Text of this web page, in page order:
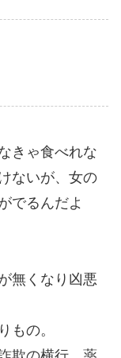
きゃ食べれな
ないが、女の
でるんだよ
無くなり凶悪
もの。